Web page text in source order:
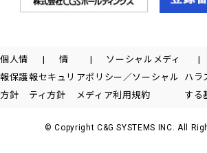
個人情
報保護
方針
情
報セキュリ
ティ方針
ソーシャルメディ
アポリシー／ソーシャル
メディア利用規約
ハラ
する
© Copyright C&G SYSTEMS INC. All